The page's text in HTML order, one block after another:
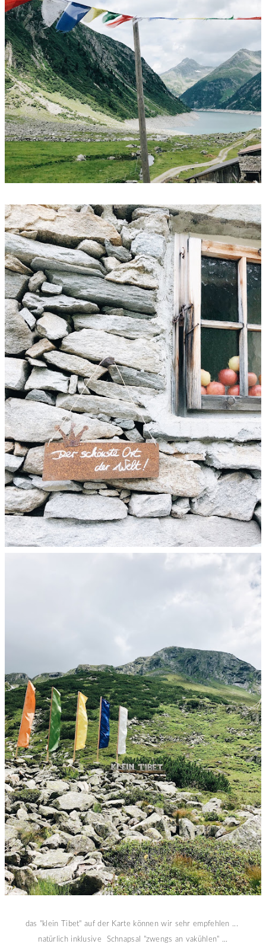
das "klein Tibet" auf der Karte können wir sehr empfehlen ...
natürlich inklusive Schnapsal "zwengs an vakühlen" ...